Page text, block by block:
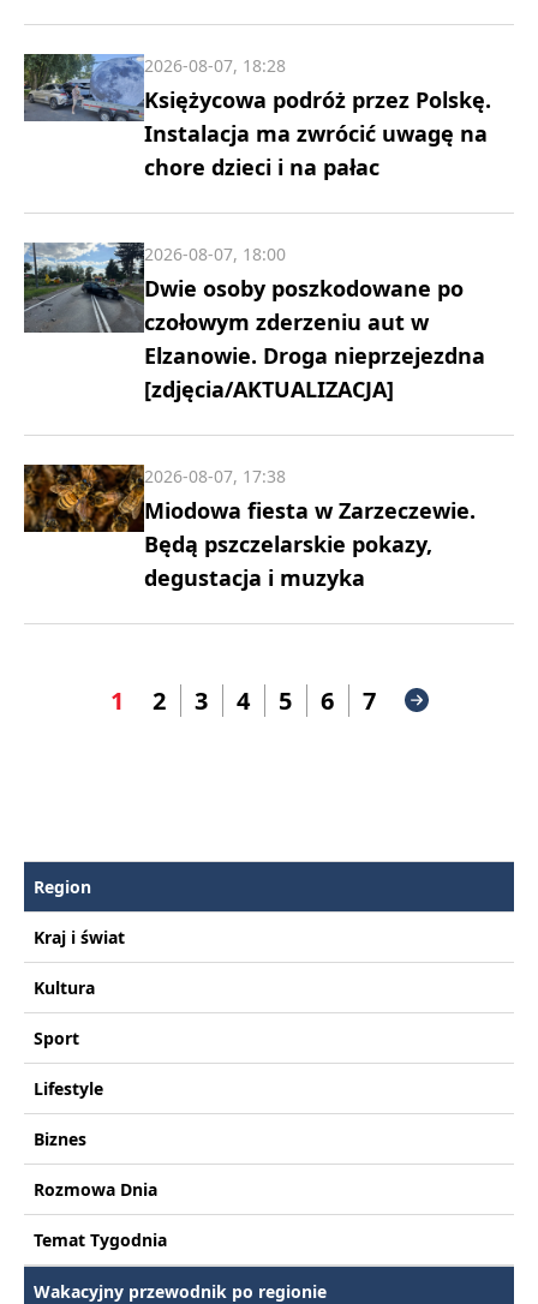
Księżycowa podróż przez Polskę.
Instalacja ma zwrócić uwagę na
chore dzieci i na pałac
2026-08-07, 18:28
Dwie osoby poszkodowane po
czołowym zderzeniu aut w
Elzanowie. Droga nieprzejezdna
[zdjęcia/AKTUALIZACJA]
2026-08-07, 18:00
Miodowa fiesta w Zarzeczewie.
Będą pszczelarskie pokazy,
degustacja i muzyka
2026-08-07, 17:38
1 2 3 4 5 6 7
Region
Kraj i świat
Kultura
Sport
Lifestyle
Biznes
Rozmowa Dnia
Temat Tygodnia
Wakacyjny przewodnik po regionie